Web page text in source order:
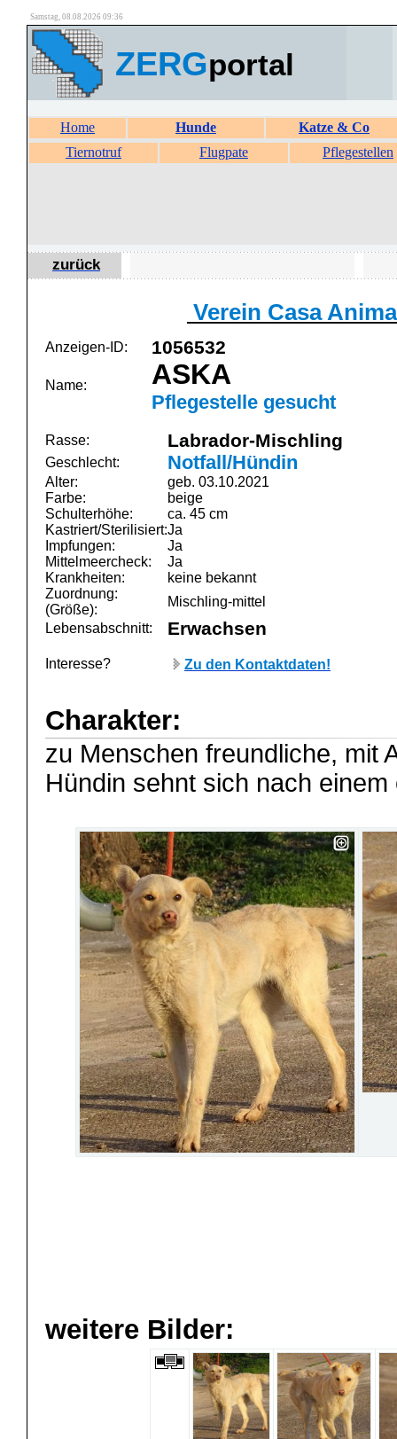
Samstag, 08.08.2026 09:36
ZERGportal
Home Hunde
Katze & Co
Tiernotruf
Flugpate Pflegestellen
zurück
Verein Casa
Anzeigen-ID: 1056532
Name: ASKA
Pflegestelle gesucht
Rasse: Labrador-Mischling
Geschlecht: Notfall/Hündin
Alter:
geb. 03.10.2021
Farbe:
beige
Schulterhöhe:
ca. 45 cm
Kastriert/Sterilisiert:Ja
Impfungen:
Ja
Mittelmeercheck:
Ja
Krankheiten:
keine bekannt
Zuordnung:
(Größe):
Mischling-mittel
Lebensabschnitt:
Erwachsen
Interesse? Zu den Kontaktdaten!
Charakter:
zu Menschen freundliche, mit
Hündin sehnt sich nach
weitere Bilder: